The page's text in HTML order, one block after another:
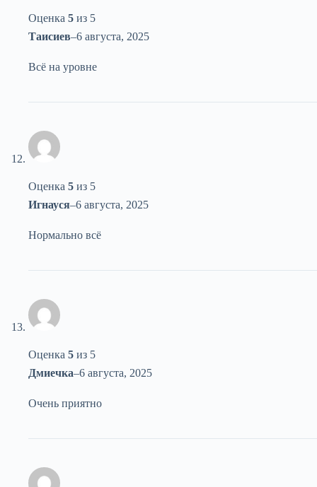
Оценка 5 из 5
Таисиев–6 августа, 2025
Всё на уровне
Оценка 5 из 5
Игнауся–6 августа, 2025
Нормально всё
Оценка 5 из 5
Дмиечка–6 августа, 2025
Очень приятно